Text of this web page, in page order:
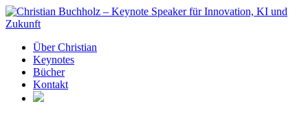
Zum
Inhalt
Über Christian
Keynotes
Bücher
Kontakt